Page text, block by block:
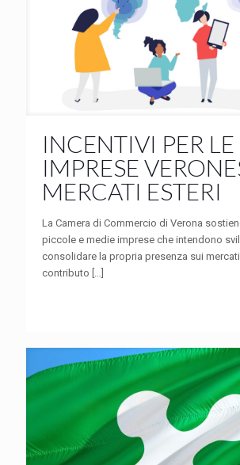
INCENTIVI PER LE
IMPRESE
MERCATI ESTERI
La Camera di Commercio di Verona
piccole e medie imprese che intendono
consolidare la propria presenza sui mercati
contributo […]